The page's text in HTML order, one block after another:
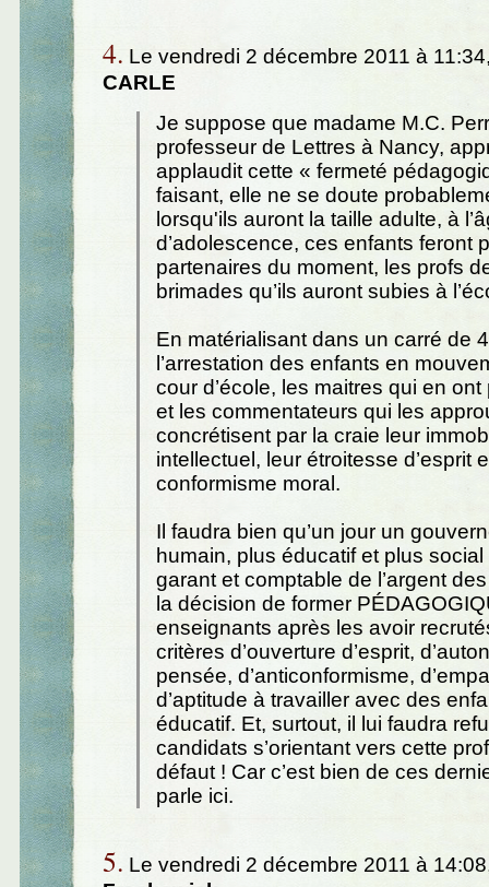
4. Le vendredi 2 décembre 2011 à
CARLE
Je suppose que madame M.C.
professeur de Lettres à Nancy,
applaudit cette « fermeté
faisant, elle ne se doute
lorsqu'ils auront la taille adulte, à
d’adolescence, ces enfants feront
partenaires du moment, les profs
brimades qu’ils auront subies à
En matérialisant dans un carré de
l’arrestation des enfants en
cour d’école, les maitres qui en
et les commentateurs qui les
concrétisent par la craie leur
intellectuel, leur étroitesse d’esprit
conformisme moral.
Il faudra bien qu’un jour un
humain, plus éducatif et plus
garant et comptable de l’argent
la décision de former
enseignants après les avoir
critères d’ouverture d’esprit,
pensée, d’anticonformisme,
d’aptitude à travailler avec des
éducatif. Et, surtout, il lui faudra
candidats s’orientant vers cette
défaut ! Car c’est bien de ces
parle ici.
5. Le vendredi 2 décembre 2011 à